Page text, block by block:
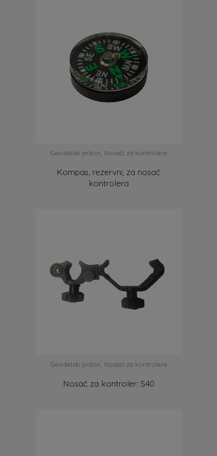
Geodetski pribor Nosači za kontrolere
Kompas, rezervni, za nosač
kontrolera
Geodetski pribor Nosači za kontrolere
Nosač za kontroler: S40